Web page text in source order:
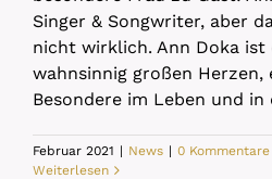
Singer & Songwriter, aber
nicht wirklich. Ann Doka ist
wahnsinnig großen Herzen,
Besondere im Leben und in
Februar 2021 | News | 0 Kommentare
Weiterlesen